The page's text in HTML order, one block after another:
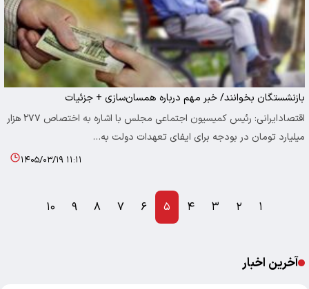
بازنشستگان بخوانند/ خبر مهم درباره همسان‌سازی + جزئیات
اقتصادایرانی: رئیس کمیسیون اجتماعی مجلس با اشاره به اختصاص ۲۷۷ هزار
میلیارد تومان در بودجه برای ایفای تعهدات دولت به…
۱۴۰۵/۰۳/۱۹ ۱۱:۱۱
۱ ۲ ۳ ۴ ۵ ۶ ۷ ۸ ۹ ۱۰
آخرین اخبار